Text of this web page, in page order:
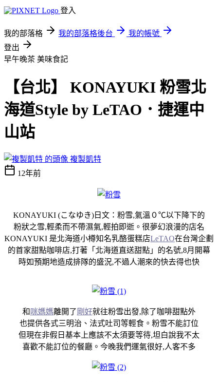
登入
我的部落格 我的部落格後台
我的帳號
登出
早午晚茶 美味食記
【台北】 KONAYUKI 粉雪北
海道Style by LeTAO．捷運中
山站
複製凱特
12年前
KONAYUKI (こなゆき)日文：粉雪,氣溫０℃以下降下的
粉狀之雪,輕柔而不帶濕氣,輕拍即逝。很夢幻浪漫的店名
KONAYUKI 是北海道小樽知名乳酪蛋糕店LeTAO在台灣企劃
的首家甜點咖啡店,打著「北海道直送甜點」的名號,8月開幕
時如預期地造成排隊的盛況,不過人潮來的快去得也快
和 咪媽媽離開了 剛好就往粉雪出發,除了咖啡甜點外
也提供各式三明治、法式吐司等輕食。粉雪不能訂位
但現在非假日基本上應該不太須要等待,坦白說我不太
喜歡不能訂位的餐廳。今晚我們運氣很好,人客不多